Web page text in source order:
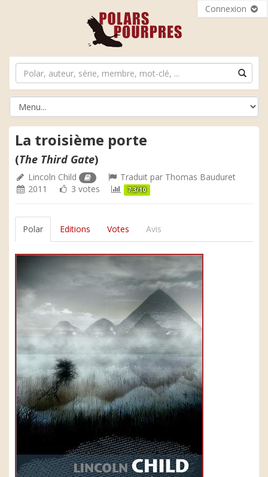
Connexion
La troisième porte
(The Third Gate)
Lincoln Child Traduit par Thomas Bauduret
2011
3 votes 7.3/10
Polar Editions Votes Avis